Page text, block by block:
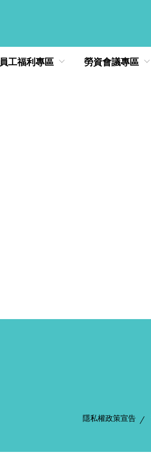
員工福利專區 勞資會議專區
隱私權政策宣告